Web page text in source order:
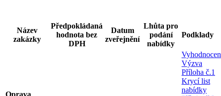
Název
zakázky
Předpokládaná
hodnota bez
DPH
Datum
zveřejnění
Lhůta pro
podání
nabídky
Podklady
Oprava
Výzva
Příloha č.1
Krycí list
nabídky